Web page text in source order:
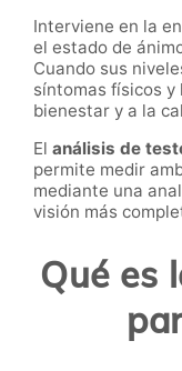
Interviene en la
el estado de
Cuando sus
síntomas físicos y
bienestar y a la
El análisis de
permite medir
mediante una
visión más
Qué es